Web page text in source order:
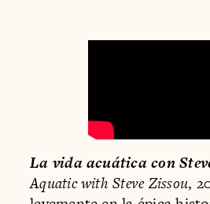
La vida acuática con
Aquatic with Steve Zissou,